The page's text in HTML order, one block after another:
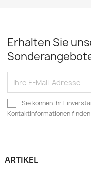
Erhalten Sie
Sie können Ihr
Kontaktinformationen
ARTIKEL